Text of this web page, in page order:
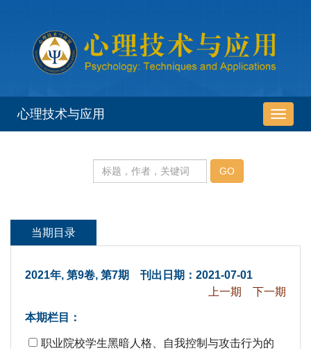
2021年, 第9卷, 第7期 刊出日期：2021-07-01